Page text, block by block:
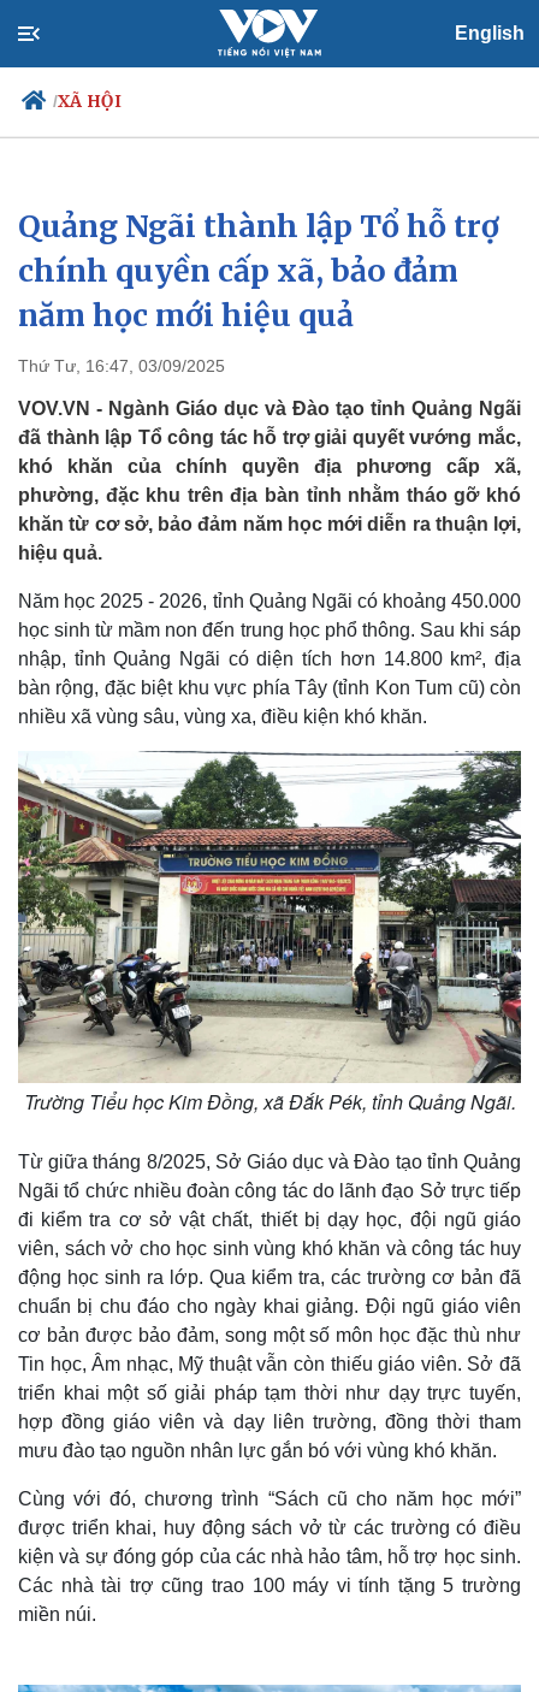
English
/XÃ HỘI
Chính trị
Đảng
Tổ chức nhân sự
Quốc hội
Nhận diện sự thật
Xã hội
Tin 24h
Dự báo thời tiết
Giáo dục
Dấu ấn VOV
Quảng Ngãi thành lập Tổ hỗ trợ
chính quyền cấp xã, bảo đảm
năm học mới hiệu quả
Thứ Tư, 16:47, 03/09/2025
VOV.VN - Ngành Giáo dục và Đào tạo tỉnh Quảng Ngãi
đã thành lập Tổ công tác hỗ trợ giải quyết vướng mắc,
khó khăn của chính quyền địa phương cấp xã,
phường, đặc khu trên địa bàn tỉnh nhằm tháo gỡ khó
khăn từ cơ sở, bảo đảm năm học mới diễn ra thuận lợi,
hiệu quả.
Năm học 2025 - 2026, tỉnh Quảng Ngãi có khoảng 450.000
học sinh từ mầm non đến trung học phổ thông. Sau khi sáp
nhập, tỉnh Quảng Ngãi có diện tích hơn 14.800 km², địa
bàn rộng, đặc biệt khu vực phía Tây (tỉnh Kon Tum cũ) còn
nhiều xã vùng sâu, vùng xa, điều kiện khó khăn.
Trường Tiểu học Kim Đồng, xã Đắk Pék, tỉnh Quảng Ngãi.
Từ giữa tháng 8/2025, Sở Giáo dục và Đào tạo tỉnh Quảng
Ngãi tổ chức nhiều đoàn công tác do lãnh đạo Sở trực tiếp
đi kiểm tra cơ sở vật chất, thiết bị dạy học, đội ngũ giáo
viên, sách vở cho học sinh vùng khó khăn và công tác huy
động học sinh ra lớp. Qua kiểm tra, các trường cơ bản đã
chuẩn bị chu đáo cho ngày khai giảng. Đội ngũ giáo viên
cơ bản được bảo đảm, song một số môn học đặc thù như
Tin học, Âm nhạc, Mỹ thuật vẫn còn thiếu giáo viên. Sở đã
triển khai một số giải pháp tạm thời như dạy trực tuyến,
hợp đồng giáo viên và dạy liên trường, đồng thời tham
mưu đào tạo nguồn nhân lực gắn bó với vùng khó khăn.
Cùng với đó, chương trình “Sách cũ cho năm học mới”
được triển khai, huy động sách vở từ các trường có điều
kiện và sự đóng góp của các nhà hảo tâm, hỗ trợ học sinh.
Các nhà tài trợ cũng trao 100 máy vi tính tặng 5 trường
miền núi.